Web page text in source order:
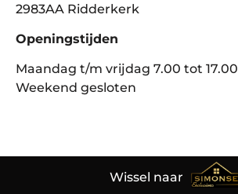
2983AA Ridderkerk
Openingstijden
Maandag t/m vrijdag 7.00 tot 17.00
Weekend gesloten
Wissel naar